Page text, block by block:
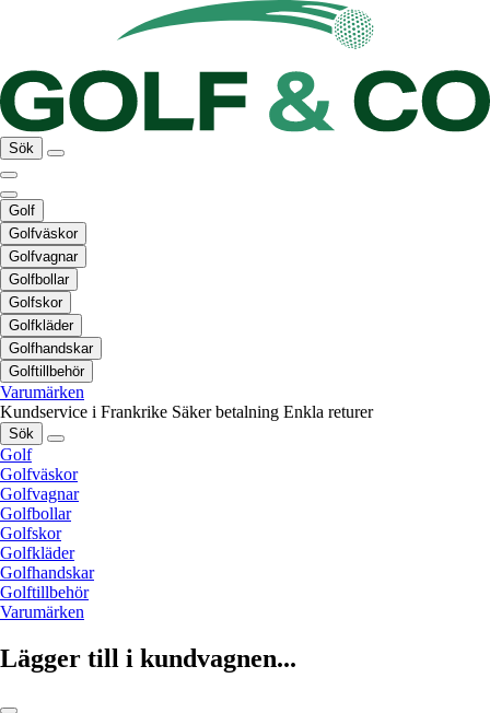
Sök
Golf
Golfväskor
Golfvagnar
Golfbollar
Golfskor
Golfkläder
Golfhandskar
Golftillbehör
Varumärken
Kundservice i Frankrike Säker betalning Enkla returer
Sök
Golf
Golfväskor
Golfvagnar
Golfbollar
Golfskor
Golfkläder
Golfhandskar
Golftillbehör
Varumärken
Lägger till i kundvagnen...